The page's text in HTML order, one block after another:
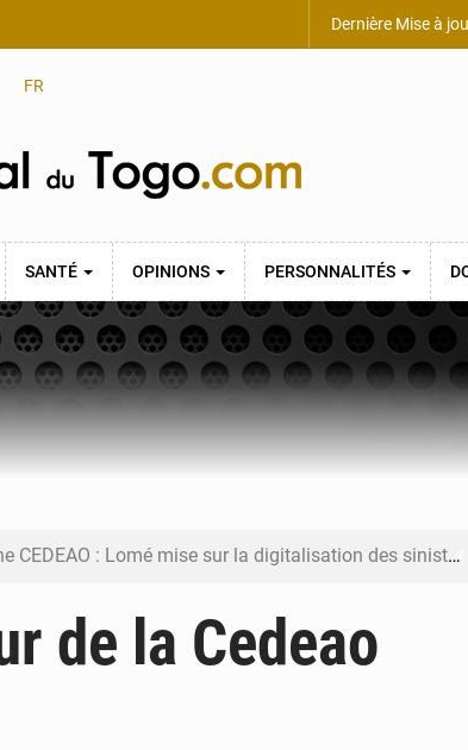
Dernière Mise à
FR
SANTÉ OPINIONS PERSONNALITÉS
CEDEAO : Lomé mise sur la digitalisation des sinistres
: Le ministère de l’Économie forme ses cadres à Lomé
de la Cedeao